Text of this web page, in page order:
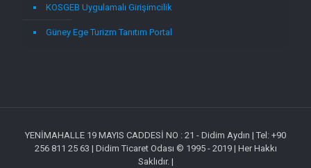
KOSGEB Uygulamalı Girişimcilik
Güney Ege Turizm Tanıtım Portal
YENİMAHALLE 19 MAYIS CADDESİ NO : 21 - Didim Aydın | Tel: +90
256 811 25 63 | Didim Ticaret Odası © 1995 - 2019 | Her Hakkı
Saklıdır. |